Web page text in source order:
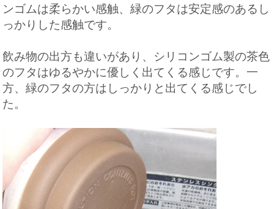
ンゴムは柔らかい感触、緑のフタは安定感のあるし
っかりした感触です。
飲み物の出方も違いがあり、シリコンゴム製の茶色
のフタはゆるやかに優しく出てくる感じです。一
方、緑のフタの方はしっかりと出てくる感じでし
た。